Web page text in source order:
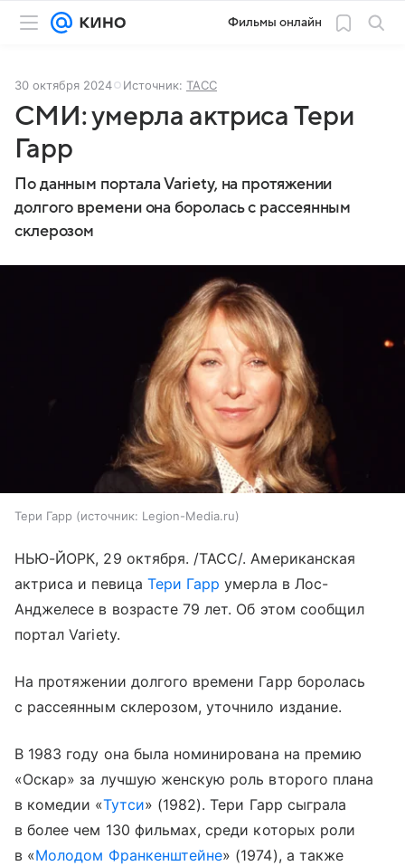
Фильмы онлайн
30 октября 2024 Источник: ТАСС
СМИ: умерла актриса Тери
Гарр
По данным портала Variety, на протяжении
долгого времени она боролась с рассеянным
склерозом
Тери Гарр источник: Legion-Media.ru
НЬЮ-ЙОРК, 29 октября. /ТАСС/. Американская
актриса и певица Тери Гарр умерла в Лос-
Анджелесе в возрасте 79 лет. Об этом сообщил
портал Variety.
На протяжении долгого времени Гарр боролась
с рассеянным склерозом, уточнило издание.
В 1983 году она была номинирована на премию
«Оскар» за лучшую женскую роль второго плана
в комедии «Тутси» (1982). Тери Гарр сыграла
в более чем 130 фильмах, среди которых роли
в «Молодом Франкенштейне» (1974), а также